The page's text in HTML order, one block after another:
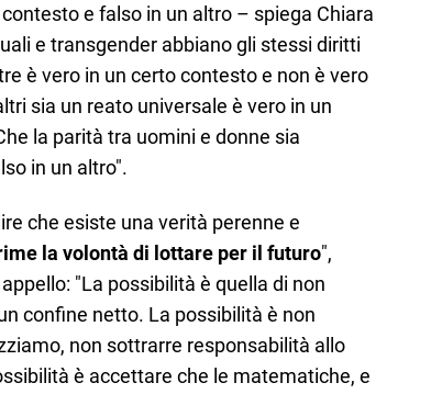
e falso in un altro – spiega Chiara
e transgender abbiano gli stessi diritti
è vero in un certo contesto e non è vero
sia un reato universale è vero in un
la parità tra uomini e donne sia
in un altro".
che esiste una verità perenne e
la volontà di lottare per il futuro",
"La possibilità è quella di non
confine netto. La possibilità è non
non sottrarre responsabilità allo
è accettare che le matematiche, e